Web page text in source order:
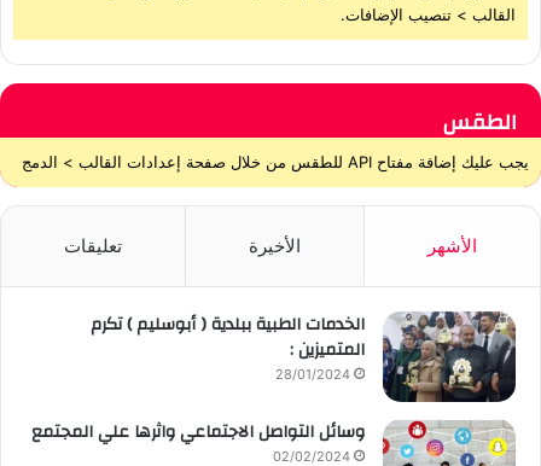
القالب > تنصيب الإضافات.
الطقس
يجب عليك إضافة مفتاح API للطقس من خلال صفحة إعدادات القالب > الدمج
الأشهر الأخيرة تعليقات
الخدمات الطبية ببلدية ( أبوسليم ) تكرم
المتميزين :
28/01/2024
وسائل التواصل الاجتماعي واثرها علي المجتمع
02/02/2024